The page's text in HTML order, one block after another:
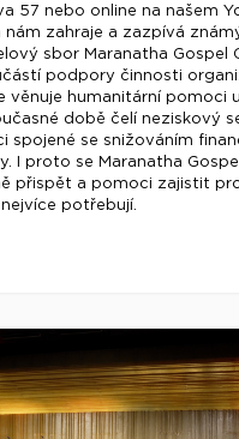
57 nebo online na našem
nám zahraje a zazpívá
sbor Maranatha Gospel
podpory činnosti
věnuje humanitární pomoci
době čelí neziskový
spojené se snižováním
I proto se Maranatha
přispět a pomoci zajistit
potřebují.